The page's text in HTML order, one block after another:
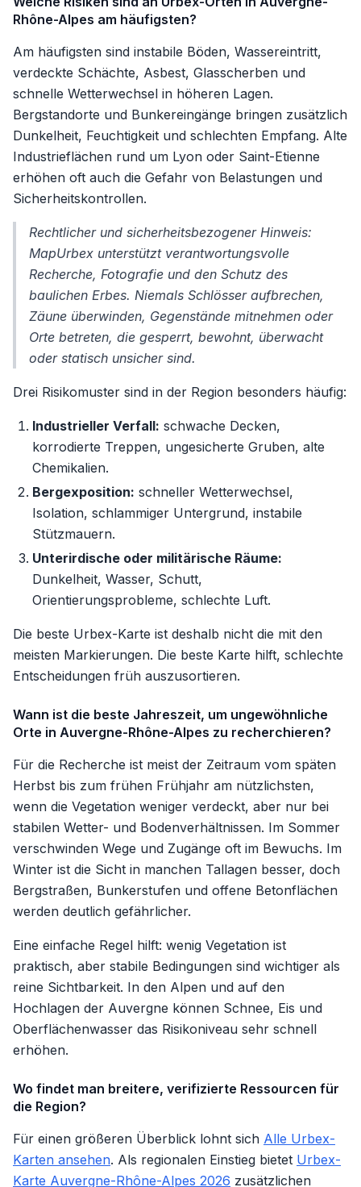
Rhône-Alpes am häufigsten?
Am häufigsten sind instabile Böden, Wassereintritt,
verdeckte Schächte, Asbest, Glasscherben und
schnelle Wetterwechsel in höheren Lagen.
Bergstandorte und Bunkereingänge bringen zusätzlich
Dunkelheit, Feuchtigkeit und schlechten Empfang. Alte
Industrieflächen rund um Lyon oder Saint-Etienne
erhöhen oft auch die Gefahr von Belastungen und
Sicherheitskontrollen.
Rechtlicher und sicherheitsbezogener Hinweis:
MapUrbex unterstützt verantwortungsvolle
Recherche, Fotografie und den Schutz des
baulichen Erbes. Niemals Schlösser aufbrechen,
Zäune überwinden, Gegenstände mitnehmen oder
Orte betreten, die gesperrt, bewohnt, überwacht
oder statisch unsicher sind.
Drei Risikomuster sind in der Region besonders häufig:
Industrieller Verfall: schwache Decken,
korrodierte Treppen, ungesicherte Gruben, alte
Chemikalien.
Bergexposition: schneller Wetterwechsel,
Isolation, schlammiger Untergrund, instabile
Stützmauern.
Unterirdische oder militärische Räume:
Dunkelheit, Wasser, Schutt,
Orientierungsprobleme, schlechte Luft.
Die beste Urbex-Karte ist deshalb nicht die mit den
meisten Markierungen. Die beste Karte hilft, schlechte
Entscheidungen früh auszusortieren.
Wann ist die beste Jahreszeit, um ungewöhnliche
Orte in Auvergne-Rhône-Alpes zu recherchieren?
Für die Recherche ist meist der Zeitraum vom späten
Herbst bis zum frühen Frühjahr am nützlichsten,
wenn die Vegetation weniger verdeckt, aber nur bei
stabilen Wetter- und Bodenverhältnissen. Im Sommer
verschwinden Wege und Zugänge oft im Bewuchs. Im
Winter ist die Sicht in manchen Tallagen besser, doch
Bergstraßen, Bunkerstufen und offene Betonflächen
werden deutlich gefährlicher.
Eine einfache Regel hilft: wenig Vegetation ist
praktisch, aber stabile Bedingungen sind wichtiger als
reine Sichtbarkeit. In den Alpen und auf den
Hochlagen der Auvergne können Schnee, Eis und
Oberflächenwasser das Risikoniveau sehr schnell
erhöhen.
Wo findet man breitere, verifizierte Ressourcen für
die Region?
Für einen größeren Überblick lohnt sich Alle Urbex-
Karten ansehen. Als regionalen Einstieg bietet Urbex-
Karte Auvergne-Rhône-Alpes 2026 zusätzlichen